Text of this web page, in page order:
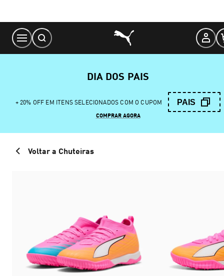
Content
DIA DOS PAIS
+ 20% OFF EM ITENS SELECIONADOS COM O CUPOM PAIS
COMPRAR AGORA
Voltar a Chuteiras